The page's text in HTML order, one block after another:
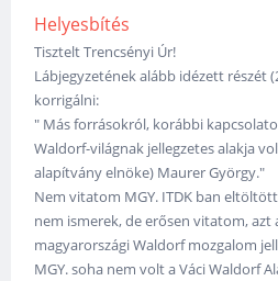
Helyesbítés
Tisztelt Trencsényi Úr!
Lábjegyzetének alább idézett részét
korrigálni:
" Más forrásokról, korábbi
Waldorf-világnak jellegzetes alakja
alapítvány elnöke) Maurer György."
Nem vitatom MGY. ITDK ban
nem ismerek, de erősen vitatom, azt
magyarországi Waldorf mozgalom
MGY. soha nem volt a Váci Waldorf